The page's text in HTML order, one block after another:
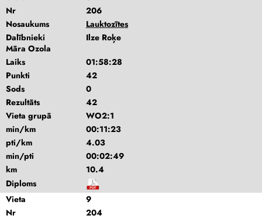
Nr
206
Nosaukums
Lauktozītes
Dalībnieki
Ilze Roķe
Māra Ozola
Laiks
01:58:28
Punkti
42
Sods
0
Rezultāts
42
Vieta grupā
WO2:1
min/km
00:11:23
pti/km
4.03
min/pti
00:02:49
km
10.4
Diploms
Vieta
9
Nr
204